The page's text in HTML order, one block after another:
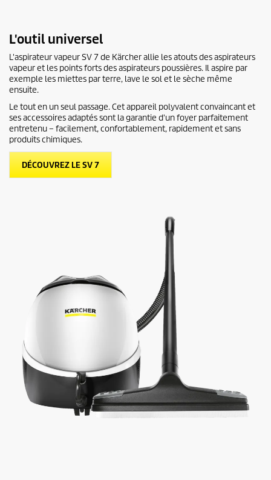
e
o
n
d
e
L'outil universel
L'aspirateur vapeur SV 7 de Kärcher allie les atouts des aspirateurs
vapeur et les points forts des aspirateurs poussières. Il aspire par
exemple les miettes par terre, lave le sol et le sèche même
ensuite.
Le tout en un seul passage. Cet appareil polyvalent convaincant et
ses accessoires adaptés sont la garantie d'un foyer parfaitement
entretenu – facilement, confortablement, rapidement et sans
produits chimiques.
DÉCOUVREZ LE SV 7